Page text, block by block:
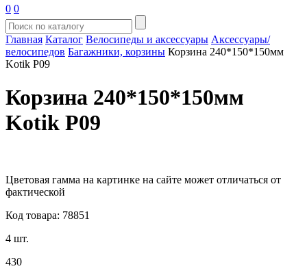
0 0
Главная Каталог Велосипеды и аксессуары Аксессуары/
велосипедов Багажники, корзины Корзина 240*150*150мм
Kotik P09
Корзина 240*150*150мм
Kotik P09
Цветовая гамма на картинке на сайте может отличаться от
фактической
Код товара: 78851
4 шт.
430